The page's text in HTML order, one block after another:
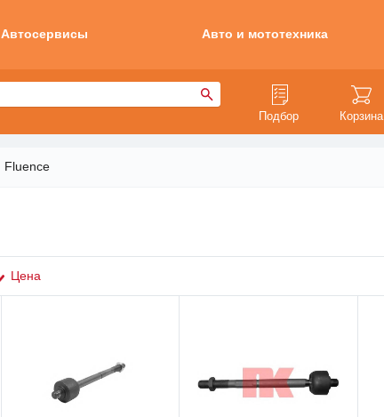
Автосервисы Авто и мототехника
Подбор Корзина
Fluence
Цена